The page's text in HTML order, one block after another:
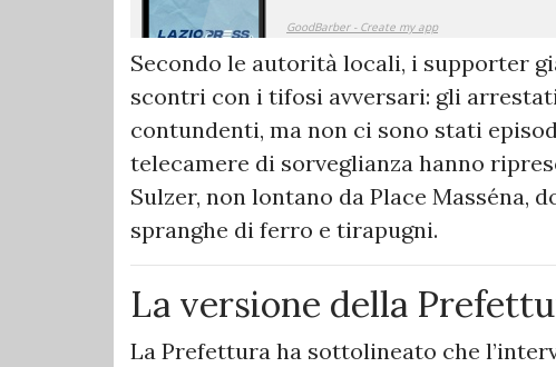
Secondo le autorità locali, i supporter
scontri con i tifosi avversari: gli
contundenti, ma non ci sono stati
telecamere di sorveglianza hanno
Sulzer, non lontano da Place Masséna,
spranghe di ferro e tirapugni.
La versione della
La Prefettura ha sottolineato che